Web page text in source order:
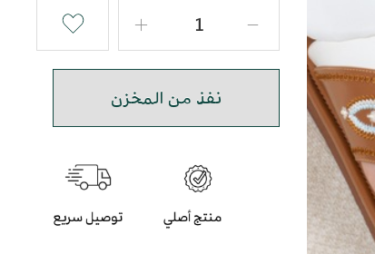
نفذ من المخزن